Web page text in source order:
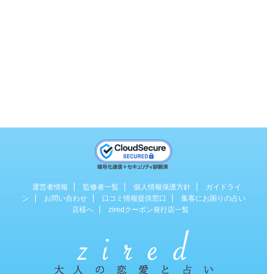
運営者情報 監修者一覧 個人情報保護方針
ガイドライ
ン
お問い合わせ 口コミ情報提供窓口
集客にお困りの占い
店様へ
ziredクーポン発行店一覧